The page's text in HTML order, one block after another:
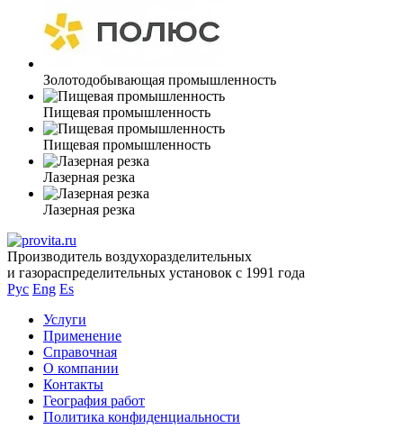
Золотодобывающая промышленность
Пищевая промышленность
Пищевая промышленность
Лазерная резка
Лазерная резка
Производитель воздухоразделительных
и газораспределительных установок с 1991 года
Рус Eng Es
Услуги
Применение
Справочная
О компании
Контакты
География работ
Политика конфиденциальности